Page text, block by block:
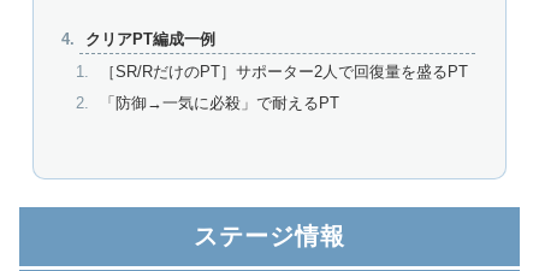
クリアPT編成一例
［SR/RだけのPT］サポーター2人で回復量を盛るPT
「防御→一気に必殺」で耐えるPT
ステージ情報